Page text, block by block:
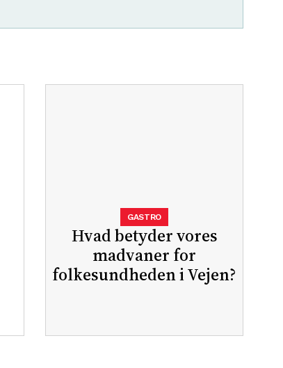
Hvad betyder vores
madvaner for
folkesundheden i Vejen?
GASTRO